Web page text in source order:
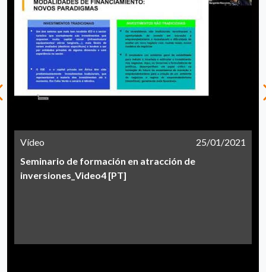
Vídeo
25/01/2021
Seminario de formación en atracción de
inversiones_Video4 [PT]